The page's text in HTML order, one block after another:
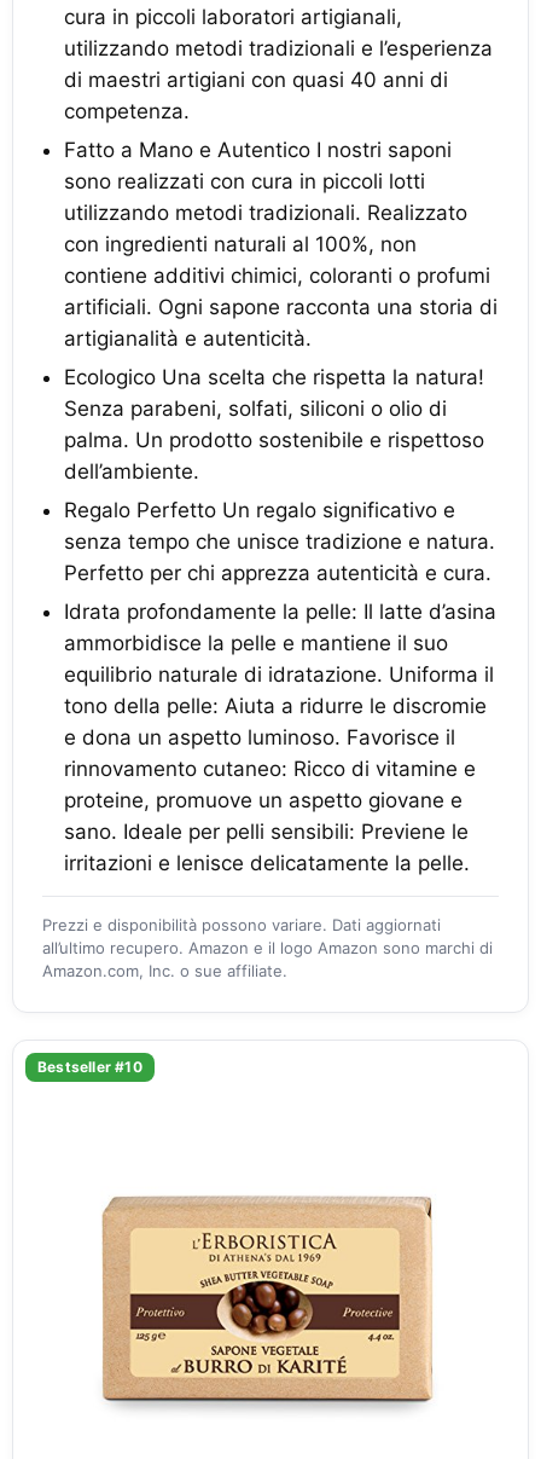
cura in piccoli laboratori artigianali,
utilizzando metodi tradizionali e l’esperienza
di maestri artigiani con quasi 40 anni di
competenza.
Fatto a Mano e Autentico I nostri saponi
sono realizzati con cura in piccoli lotti
utilizzando metodi tradizionali. Realizzato
con ingredienti naturali al 100%, non
contiene additivi chimici, coloranti o profumi
artificiali. Ogni sapone racconta una storia di
artigianalità e autenticità.
Ecologico Una scelta che rispetta la natura!
Senza parabeni, solfati, siliconi o olio di
palma. Un prodotto sostenibile e rispettoso
dell’ambiente.
Regalo Perfetto Un regalo significativo e
senza tempo che unisce tradizione e natura.
Perfetto per chi apprezza autenticità e cura.
Idrata profondamente la pelle: Il latte d’asina
ammorbidisce la pelle e mantiene il suo
equilibrio naturale di idratazione. Uniforma il
tono della pelle: Aiuta a ridurre le discromie
e dona un aspetto luminoso. Favorisce il
rinnovamento cutaneo: Ricco di vitamine e
proteine, promuove un aspetto giovane e
sano. Ideale per pelli sensibili: Previene le
irritazioni e lenisce delicatamente la pelle.
Prezzi e disponibilità possono variare. Dati aggiornati
all’ultimo recupero. Amazon e il logo Amazon sono marchi di
Amazon.com, Inc. o sue affiliate.
Bestseller #10